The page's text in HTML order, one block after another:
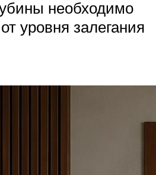
необходимо
уровня залегания